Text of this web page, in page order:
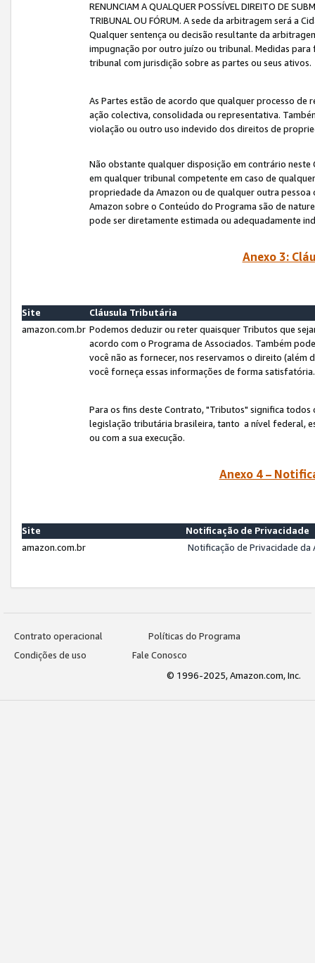
RENUNCIAM A QUALQUER POSSÍVEL DIREITO DE
TRIBUNAL OU FÓRUM. A sede da arbitragem será a
Qualquer sentença ou decisão resultante da
impugnação por outro juízo ou tribunal. Medidas
tribunal com jurisdição sobre as partes ou seus ativos.
As Partes estão de acordo que qualquer processo
ação colectiva, consolidada ou representativa.
violação ou outro uso indevido dos direitos de
Não obstante qualquer disposição em contrário
em qualquer tribunal competente em caso de
propriedade da Amazon ou de qualquer outra
Amazon sobre o Conteúdo do Programa são de
pode ser diretamente estimada ou adequadamente
Anexo 3:
Site
Cláusula Tributária
amazon.com.br Podemos deduzir ou reter quaisquer Tributos que
acordo com o Programa de Associados. Também
você não as fornecer, nos reservamos o direito (além
você forneça essas informações de forma
Para os fins deste Contrato, "Tributos" significa
legislação tributária brasileira, tanto a nível federal,
ou com a sua execução.
Anexo 4 –
Site
Notificação de Privacidade
amazon.com.br
Notificação de Privacidade
Contrato operacional
Políticas do Programa
Condições de uso
Fale Conosco
© 1996-2025, Amazon.com, Inc.